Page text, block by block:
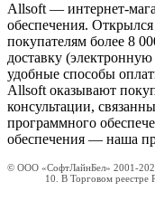
Allsoft — интернет-
обеспечения.
покупателям более 8
доставку
удобные способы
Allsoft оказывают
консультации,
программного
обеспечения — наша
© ООО «СофтЛайнБел» 2001-
10. В Торговом